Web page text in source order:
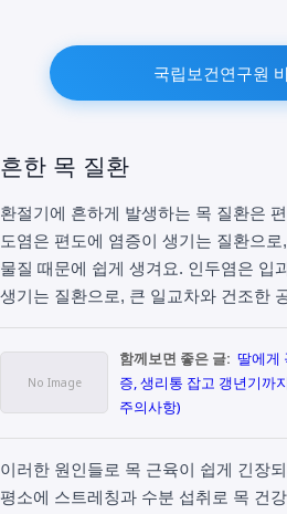
국립보건연구원
흔한 목 질환
환절기에 흔하게 발생하는 목 질환은
도염은 편도에 염증이 생기는 질환으
물질 때문에 쉽게 생겨요. 인두염은 입
생기는 질환으로, 큰 일교차와 건조한
함께보면 좋은 글: 딸에게
증, 생리통 잡고 갱년기까
주의사항)
이러한 원인들로 목 근육이 쉽게 긴장
평소에 스트레칭과 수분 섭취로 목 건